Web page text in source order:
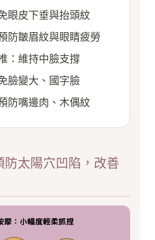
眼皮下垂與抬頭紋
防皺眉紋與眼睛疲勞
：維持中臉支撐
臉變大、國字臉
防嘴邊肉、木偶紋
防太陽穴凹陷，改善